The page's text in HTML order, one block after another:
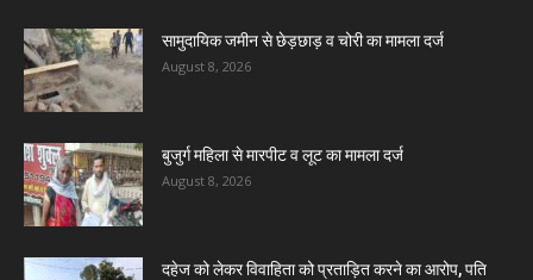
सामुदायिक जमीन से छेड़छाड़ व चोरी का मामला दर्ज
August 8, 2026
बुजुर्ग महिला से मारपीट व लूट का मामला दर्ज
August 8, 2026
दहेज को लेकर विवाहिता को प्रताड़ित करने का आरोप, पति